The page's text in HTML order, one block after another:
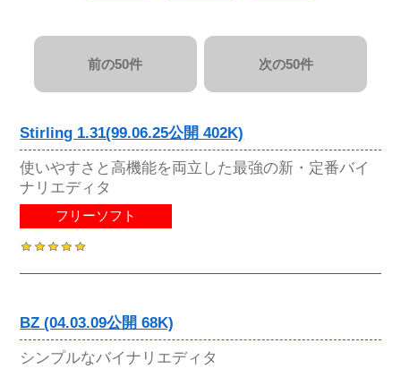
前の50件 次の50件
Stirling 1.31(99.06.25公開 402K)
使いやすさと高機能を両立した最強の新・定番バイ
ナリエディタ
フリーソフト
BZ (04.03.09公開 68K)
シンプルなバイナリエディタ